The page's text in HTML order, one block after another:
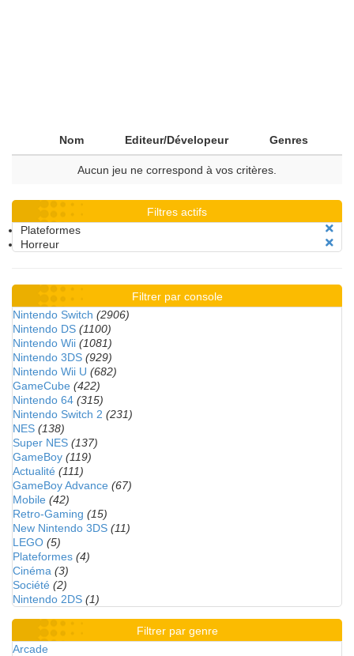
Nom Editeur/Dévelopeur Genres
Aucun jeu ne correspond à vos critères.
Filtres actifs
Plateformes
Horreur
Filtrer par console
Nintendo Switch (2906)
Nintendo DS (1100)
Nintendo Wii (1081)
Nintendo 3DS (929)
Nintendo Wii U (682)
GameCube (422)
Nintendo 64 (315)
Nintendo Switch 2 (231)
NES (138)
Super NES (137)
GameBoy (119)
Actualité (111)
GameBoy Advance (67)
Mobile (42)
Retro-Gaming (15)
New Nintendo 3DS (11)
LEGO (5)
Plateformes (4)
Cinéma (3)
Société (2)
Nintendo 2DS (1)
Filtrer par genre
Arcade